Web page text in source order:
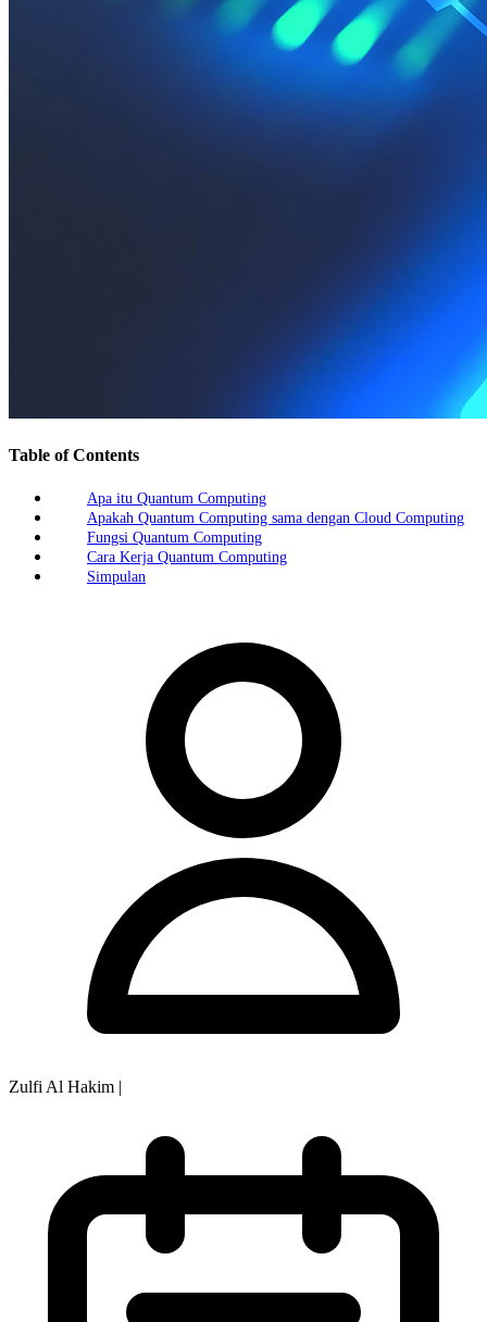
Table of Contents
Apa itu Quantum Computing
Apakah Quantum Computing sama dengan Cloud Computing
Fungsi Quantum Computing
Cara Kerja Quantum Computing
Simpulan
Zulfi Al Hakim |